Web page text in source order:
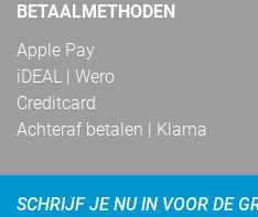
BETAALMETHODEN
Apple Pay
iDEAL | Wero
Creditcard
Achteraf betalen | Klarna
SCHRIJF JE NU IN VOOR DE